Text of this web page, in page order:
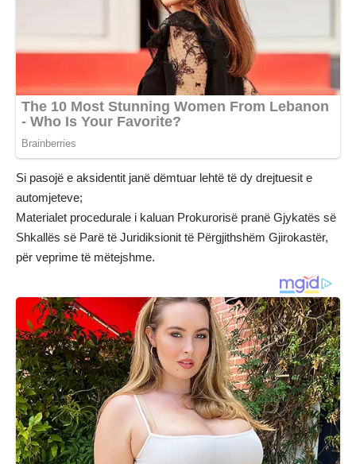
Si pasojë e aksidentit janë dëmtuar lehtë të dy drejtuesit e
automjeteve;
Materialet procedurale i kaluan Prokurorisë pranë Gjykatës së
Shkallës së Parë të Juridiksionit të Përgjithshëm Gjirokastër,
për veprime të mëtejshme.